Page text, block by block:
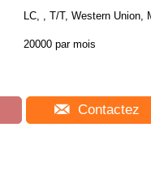
LC, , T/T, Western Union,
20000 par mois
Contactez